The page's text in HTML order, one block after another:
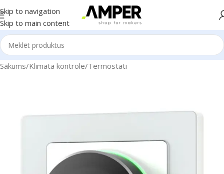
Skip to navigation
Skip to main content
Sākums/Klimata kontrole/Termostati